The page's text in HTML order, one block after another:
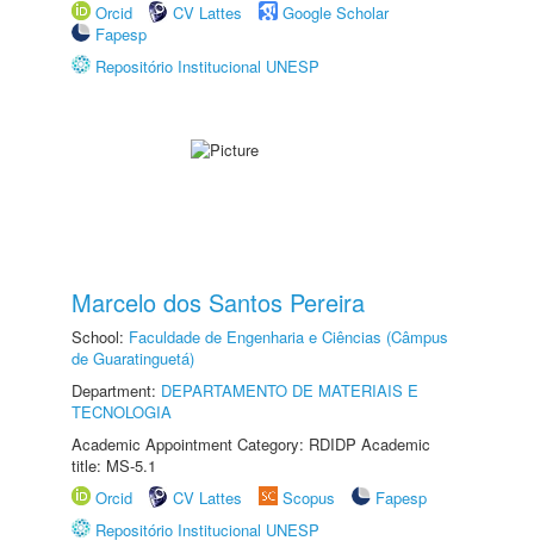
Orcid
CV Lattes
Google Scholar
Fapesp
Repositório Institucional UNESP
Marcelo dos Santos Pereira
School: Faculdade de Engenharia e Ciências (Câmpus
de Guaratinguetá)
Department: DEPARTAMENTO DE MATERIAIS E
TECNOLOGIA
Academic Appointment Category: RDIDP Academic
title: MS-5.1
Orcid
CV Lattes Scopus
Fapesp
Repositório Institucional UNESP